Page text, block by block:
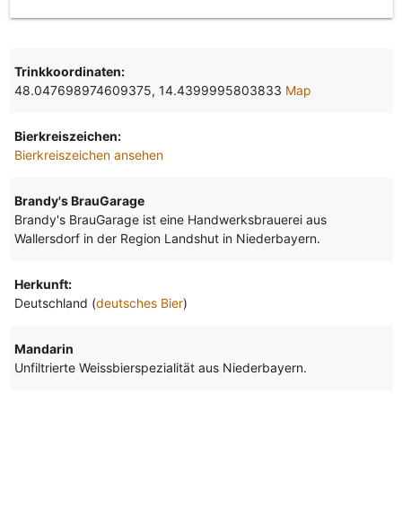
Trinkkoordinaten:
48.047698974609375, 14.4399995803833 Map
Bierkreiszeichen:
Bierkreiszeichen ansehen
Brandy's BrauGarage
Brandy's BrauGarage ist eine Handwerksbrauerei aus
Wallersdorf in der Region Landshut in Niederbayern.
Herkunft:
Deutschland (deutsches Bier)
Mandarin
Unfiltrierte Weissbierspezialität aus Niederbayern.